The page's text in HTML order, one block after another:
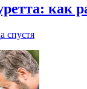
как
спустя